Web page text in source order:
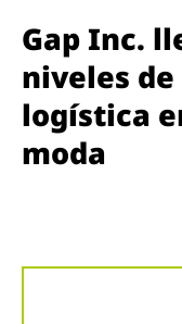
Gap Inc.
niveles
logística
moda